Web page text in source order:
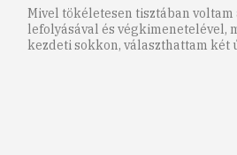
Mivel tökéletesen tisztában voltam
lefolyásával és végkimenetelével,
kezdeti sokkon, választhattam két